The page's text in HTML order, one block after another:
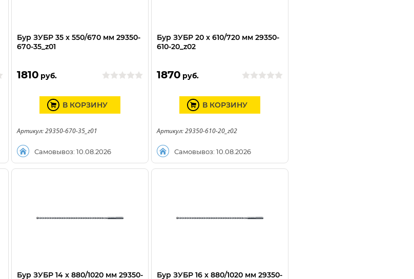
Бур ЗУБР 35 x 550/670 мм 29350-
670-35_z01
1810 руб.
Самовывоз: 10.08.2026
В КОРЗИНУ
Артикул: 29350-670-35_z01
Бур ЗУБР 20 x 610/720 мм 29350-
610-20_z02
1870 руб.
Самовывоз: 10.08.2026
В КОРЗИНУ
Артикул: 29350-610-20_z02
Бур ЗУБР 14 x 880/1020 мм 29350-
Бур ЗУБР 16 x 880/1020 мм 29350-